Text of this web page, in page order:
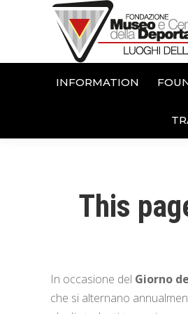
INFORMATION
This
In occasione del Giorno
che si alternano